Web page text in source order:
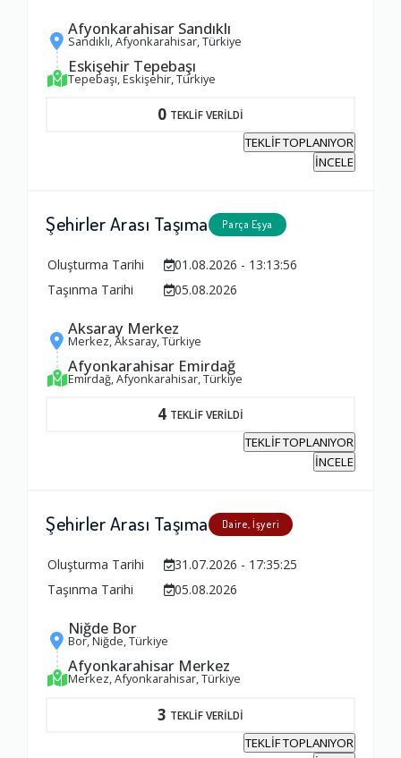
Afyonkarahisar Sandıklı
Sandıklı, Afyonkarahisar, Türkiye
Eskişehir Tepebaşı
Tepebaşı, Eskişehir, Türkiye
0 TEKLİF VERİLDİ
TEKLİF TOPLANIYOR
İNCELE
Şehirler Arası Taşıma Parça Eşya
Oluşturma Tarihi
01.08.2026 - 13:13:56
Taşınma Tarihi
05.08.2026
Aksaray Merkez
Merkez, Aksaray, Türkiye
Afyonkarahisar Emirdağ
Emirdağ, Afyonkarahisar, Türkiye
4 TEKLİF VERİLDİ
TEKLİF TOPLANIYOR
İNCELE
Şehirler Arası Taşıma Daire, İşyeri
Oluşturma Tarihi
31.07.2026 - 17:35:25
Taşınma Tarihi
05.08.2026
Niğde Bor
Bor, Niğde, Türkiye
Afyonkarahisar Merkez
Merkez, Afyonkarahisar, Türkiye
3 TEKLİF VERİLDİ
TEKLİF TOPLANIYOR